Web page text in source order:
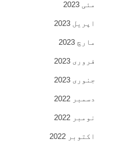
مئی 2023
اپریل 2023
مارچ 2023
فروری 2023
جنوری 2023
دسمبر 2022
نومبر 2022
اکتوبر 2022